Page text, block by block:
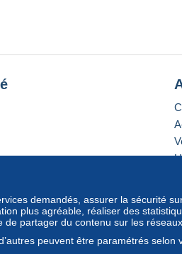
demandés, assurer la sécurité
plus agréable, réaliser des
partager du contenu sur les
peuvent être paramétrés selon